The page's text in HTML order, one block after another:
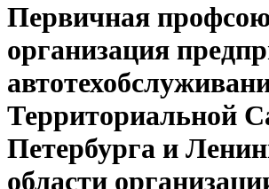
Первичная
организация
Территориальной
Петербурга и
области